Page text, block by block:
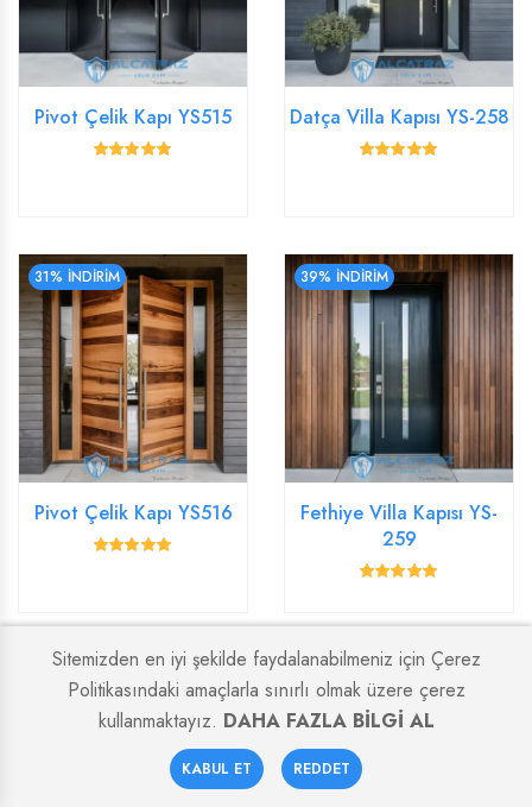
Pivot Çelik Kapı YS515 Datça Villa Kapısı YS-258
31% İNDİRİM
Pivot Çelik Kapı YS516
39% İNDİRİM
Fethiye Villa Kapısı YS-
259
31% İNDİRİM 39% İNDİRİM
0
Sepetim Favoriler
Sitemizden en iyi şekilde faydalanabilmeniz için Çerez
Politikasındaki amaçlarla sınırlı olmak üzere çerez
kullanmaktayız. DAHA FAZLA BİLGİ AL
KABUL ET REDDET